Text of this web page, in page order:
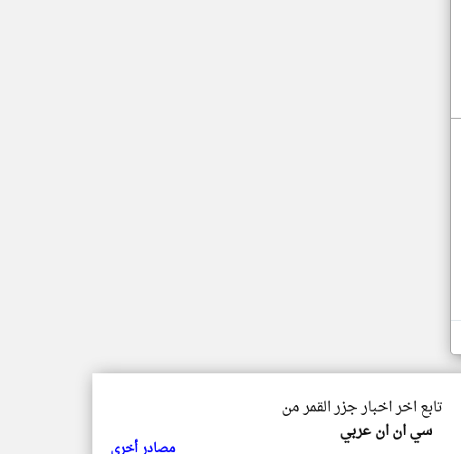
تابع اخر اخبار جزر القمر من
سي ان ان عربي
مصادر أخرى